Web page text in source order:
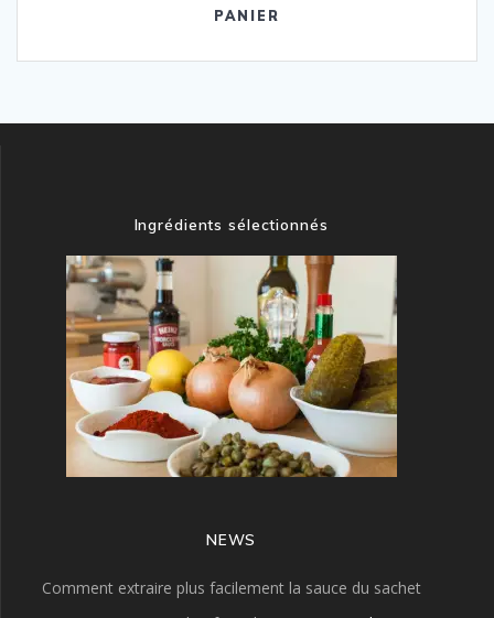
PANIER
Ingrédients sélectionnés
NEWS
Comment extraire plus facilement la sauce du sachet